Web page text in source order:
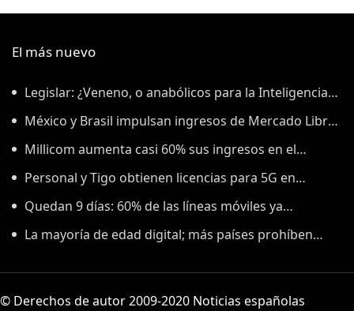
El más nuevo
Legislar: ¿Veneno, o anabólicos para la Inteligencia
Artificial?
México y Brasil impulsan ingresos de Mercado Libre
en segundo trimestre
Millicom aumenta casi 60% sus ingresos en el
segundo trimestre de 2026
Personal y Tigo obtienen licencias para 5G en
Paraguay
Quedan 9 días: 60% de las líneas móviles ya
cumplieron con el registro en México
La mayoría de edad digital; más países prohíben
© Derechos de autor 2009-2020 Noticias españolas